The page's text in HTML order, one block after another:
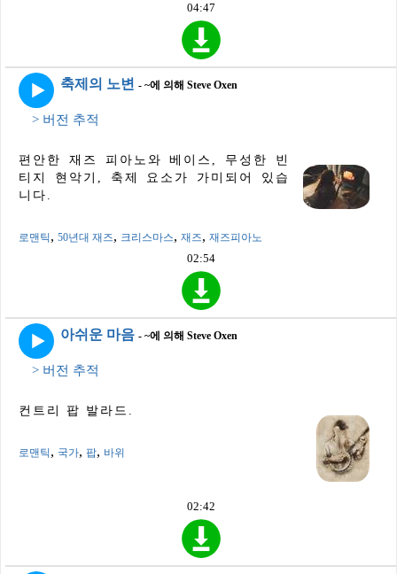
04:47
축제의 노변 - ~에 의해 Steve Oxen
> 버전 추적
편안한 재즈 피아노와 베이스, 무성한 빈
티지 현악기, 축제 요소가 가미되어 있습
니다.
로맨틱 , 50년대 재즈, 크리스마스, 재즈, 재즈피아노
02:54
아쉬운 마음 - ~에 의해 Steve Oxen
> 버전 추적
컨트리 팝 발라드.
로맨틱 , 국가, 팝, 바위
02:42